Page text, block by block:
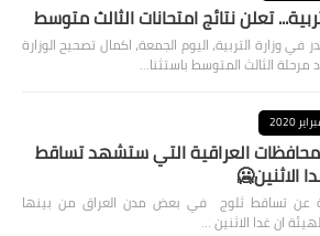
تعلن نتائج امتحانات الثالث متوسط
وزارة التربية، اليوم الجمعة، اكمال تصحيح الوزارة
مرحلة الثالث المتوسط باستثنا…
العراقية التي ستشهد تساقط
الاثنين🥶
عن تساقط ثلوج في بعض مدن العراق من بينها